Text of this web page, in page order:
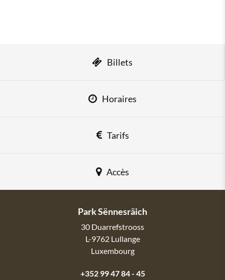
Billets
Horaires
Tarifs
Accès
Park Sënnesräich
30 Duarrefstrooss
L-9762 Lullange
Luxembourg
+352 99 47 84 - 45